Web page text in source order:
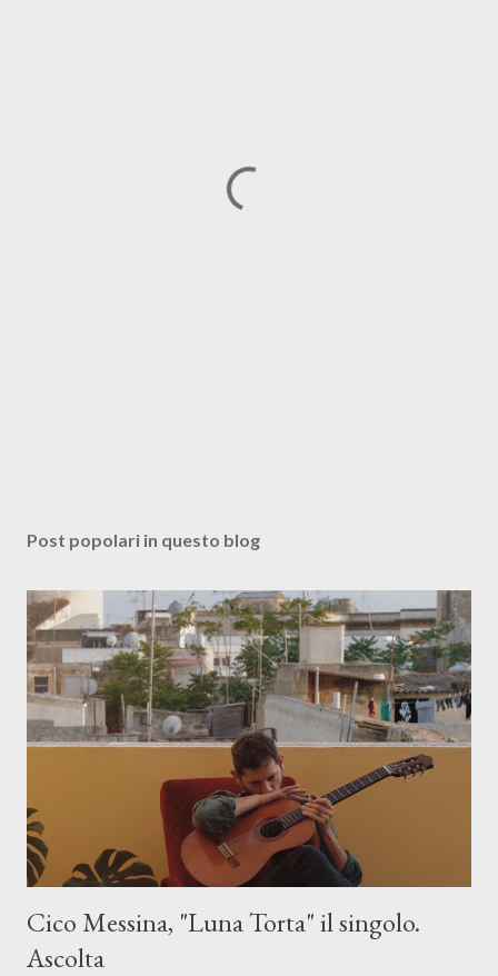
Post popolari in questo blog
Cico Messina, "Luna Torta" il singolo.
Ascolta